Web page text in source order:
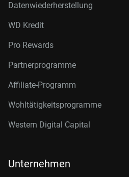
Datenwiederherstellung
WD Kredit
Pro Rewards
Partnerprogramme
Affiliate-Programm
Wohltätigkeitsprogramme
Western Digital Capital
Unternehmen